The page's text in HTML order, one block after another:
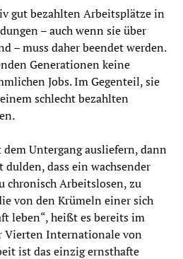
gut bezahlten Arbeitsplätze in
– auch wenn sie über
– muss daher beendet werden.
Generationen keine
Jobs. Im Gegenteil, sie
schlecht bezahlten
Untergang ausliefern, dann
dass ein wachsender
chronisch Arbeitslosen, zu
von den Krümeln einer sich
leben“, heißt es bereits im
Vierten Internationale von
ist das einzig ernsthafte